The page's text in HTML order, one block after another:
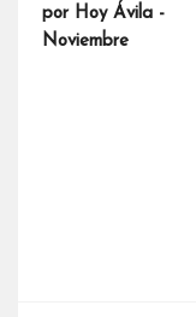
por Hoy Ávila -
Noviembre